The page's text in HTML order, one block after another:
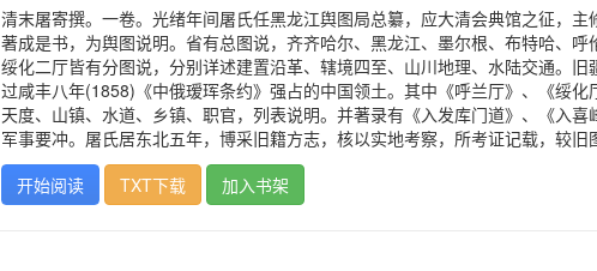
清末屠寄撰。一卷。光绪年间屠氏任黑龙江舆图局总纂，应大清会典馆之征，
著成是书，为舆图说明。省有总图说，齐齐哈尔、黑龙江、墨尔根、布特哈、呼
绥化二厅皆有分图说，分别详述建置沿革、辖境四至、山川地理、水陆交通。旧
过咸丰八年(1858)《中俄瑷珲条约》强占的中国领土。其中《呼兰厅》、《绥化
天度、山镇、水道、乡镇、职官，列表说明。并著录有《入发库门道》、《入喜
军事要冲。屠氏居东北五年，博采旧籍方志，核以实地考察，所考证记载，较旧
开始阅读
TXT下载 加入书架